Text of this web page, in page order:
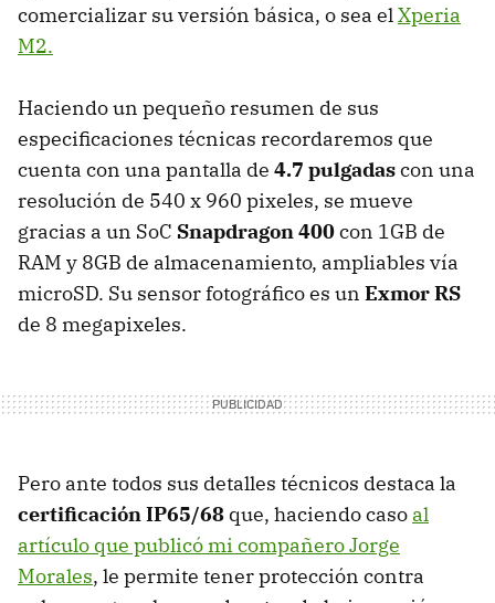
comercializar su versión básica, o sea elXperia
M2.
Haciendo un pequeño resumen de sus
especificaciones técnicas recordaremos que
cuenta con una pantalla de 4.7 pulgadascon una
resolución de 540 x 960 pixeles, se mueve
gracias a un SoC Snapdragon 400con 1GB de
RAM y 8GB de almacenamiento, ampliables vía
microSD. Su sensor fotográfico es un Exmor RS
de 8 megapixeles.
Pero ante todos sus detalles técnicos destaca la
certificación IP65/68 que, haciendo caso al
artículo que publicó mi compañero Jorge
Morales, le permite tener protección contra